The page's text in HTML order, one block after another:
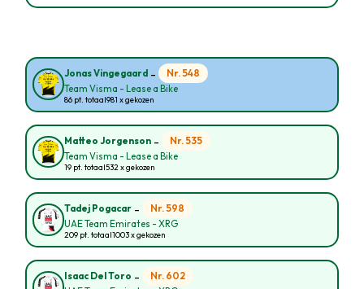
Jonas Vingegaard - Nr. 548
Team Visma - Lease a Bike
86 pt. totaal981 x gekozen
Matteo Jorgenson - Nr. 535
Team Visma - Lease a Bike
19 pt. totaal532 x gekozen
Tadej Pogacar - Nr. 598
UAE Team Emirates - XRG
209 pt. totaal1003 x gekozen
Isaac Del Toro - Nr. 602